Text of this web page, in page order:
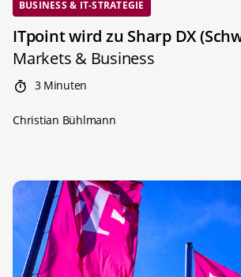
BUSINESS & IT-STRATEGIE
ITpoint wird zu Sharp DX
Markets & Business
3 Minuten
Christian Bühlmann